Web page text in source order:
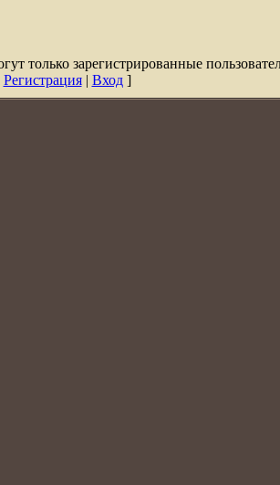
только зарегистрированные
Регистрация| Вход]